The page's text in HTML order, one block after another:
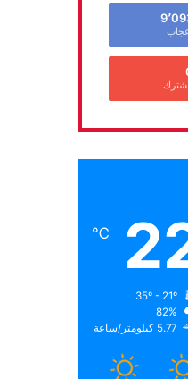
℃
82%
5.77 كيلومتر/ساعة